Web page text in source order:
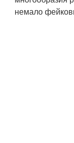
немало